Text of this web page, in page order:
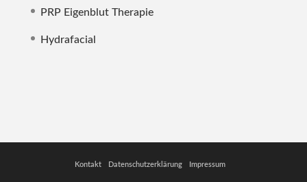
PRP Eigenblut Therapie
Hydrafacial
Kontakt Datenschutzerklärung Impressum